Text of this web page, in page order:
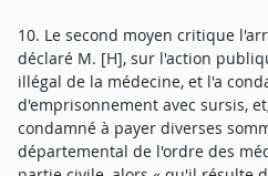
10. Le second moyen critique
déclaré M. [H], sur l'action
illégal de la médecine, et l'a
d'emprisonnement avec sursis,
condamné à payer diverses
départemental de l'ordre des